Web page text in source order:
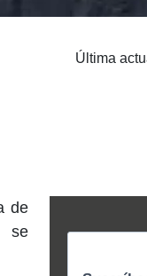
Última
de
se